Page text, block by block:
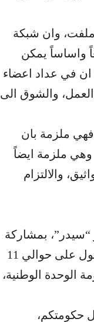
ملفت، وان شبكة
واساساً يمكن
ان في عداد اعضاء
والشوق الى
ملزمة بان
وهي ملزمة ايضاً
والالتزام
بمشاركة
اكثر من 48 دولة ومنظمة حكومية وخاصة، وخرج لبنان بوعود بالحصول على حوالي 11
الوحدة الوطنية،
حكومتكم،